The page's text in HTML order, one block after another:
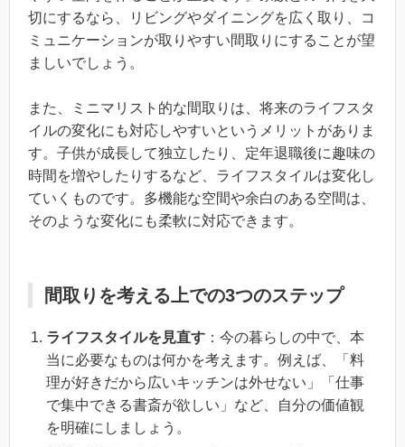
切にするなら、リビングやダイニングを広く取り、コ
ミュニケーションが取りやすい間取りにすることが望
ましいでしょう。
また、ミニマリスト的な間取りは、将来のライフスタ
イルの変化にも対応しやすいというメリットがありま
す。子供が成長して独立したり、定年退職後に趣味の
時間を増やしたりするなど、ライフスタイルは変化し
ていくものです。多機能な空間や余白のある空間は、
そのような変化にも柔軟に対応できます。
間取りを考える上での3つのステップ
ライフスタイルを見直す ：今の暮らしの中で、本
当に必要なものは何かを考えます。例えば、「料
理が好きだから広いキッチンは外せない」「仕事
で集中できる書斎が欲しい」など、自分の価値観
を明確にしましょう。